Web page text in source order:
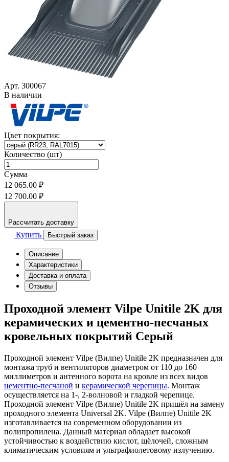
Арт. 300067
В наличии
Цвет покрытия:
Количество (шт)
Сумма
12 065.00 ₽
12 700.00 ₽
Рассчитать доставку
Купить Быстрый заказ
Описание
Характеристики
Доставка и оплата
Отзывы
Проходной элемент Vilpe Unitile 2K для
керамических и цементно-песчаных
кровельных покрытий Серый
Проходной элемент Vilpe (Вилпе) Unitile 2K предназначен для
монтажа труб и вентиляторов диаметром от 110 до 160
миллиметров и антенного ворота на кровле из всех видов
цементно-песчаной и керамической черепицы. Монтаж
осуществляется на 1-, 2-волновой и гладкой черепице.
Проходной элемент Vilpe (Вилпе) Unitile 2K пришёл на замену
проходного элемента Universal 2K. Vilpe (Вилпе) Unitile 2K
изготавливается на современном оборудовании из
полипропилена. Данный материал обладает высокой
устойчивостью к воздействию кислот, щёлочей, сложным
климатическим условиям и ультрафиолетовому излучению.